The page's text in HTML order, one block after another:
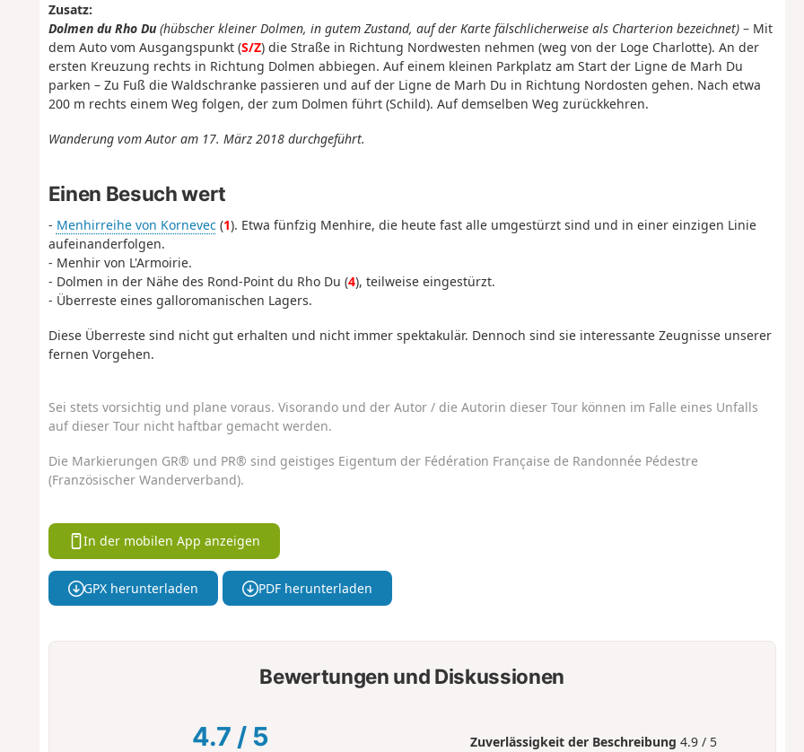
Zusatz:
Dolmen du Rho Du(hübscher kleiner Dolmen, in gutem Zustand, auf der Karte fälschlicherweise als Charterion bezeichnet)– Mit
dem Auto vom Ausgangspunkt (S/Z) die Straße in Richtung Nordwesten nehmen (weg von der Loge Charlotte). An der
ersten Kreuzung rechts in Richtung Dolmen abbiegen. Auf einem kleinen Parkplatz am Start der Ligne de Marh Du
parken – Zu Fuß die Waldschranke passieren und auf der Ligne de Marh Du in Richtung Nordosten gehen. Nach etwa
200 m rechts einem Weg folgen, der zum Dolmen führt (Schild). Auf demselben Weg zurückkehren.
Wanderung vom Autor am 17. März 2018 durchgeführt.
Einen Besuch wert
- Menhirreihe von Kornevec(1). Etwa fünfzig Menhire, die heute fast alle umgestürzt sind und in einer einzigen Linie
aufeinanderfolgen.
- Menhir von L'Armoirie.
- Dolmen in der Nähe des Rond-Point du Rho Du (4), teilweise eingestürzt.
- Überreste eines galloromanischen Lagers.
Diese Überreste sind nicht gut erhalten und nicht immer spektakulär. Dennoch sind sie interessante Zeugnisse unserer
fernen Vorgehen.
Sei stets vorsichtig und plane voraus. Visorando und der Autor / die Autorin dieser Tour können im Falle eines Unfalls
auf dieser Tour nicht haftbar gemacht werden.
Die Markierungen GR® und PR® sind geistiges Eigentum der Fédération Française de Randonnée Pédestre
(Französischer Wanderverband).
In der mobilen App anzeigen
GPX herunterladen PDF herunterladen
Bewertungen und Diskussionen
4.7 / 5 Zuverlässigkeit der Beschreibung 4.9 / 5